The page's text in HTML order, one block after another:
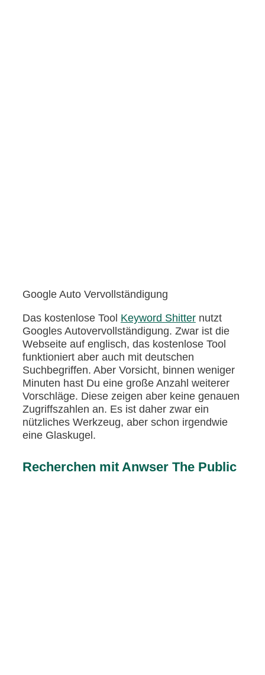
Google Auto Vervollständigung
Das kostenlose Tool Keyword Shitternutzt
Googles Autovervollständigung. Zwar ist die
Webseite auf englisch, das kostenlose Tool
funktioniert aber auch mit deutschen
Suchbegriffen. Aber Vorsicht, binnen weniger
Minuten hast Du eine große Anzahl weiterer
Vorschläge. Diese zeigen aber keine genauen
Zugriffszahlen an. Es ist daher zwar ein
nützliches Werkzeug, aber schon irgendwie
eine Glaskugel.
Recherchen mit Anwser The Public